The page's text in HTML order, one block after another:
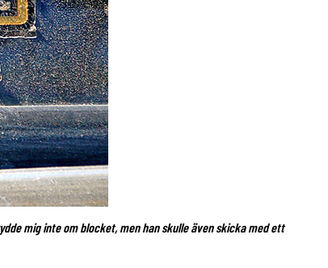
mig inte om blocket, men han skulle även skicka med ett